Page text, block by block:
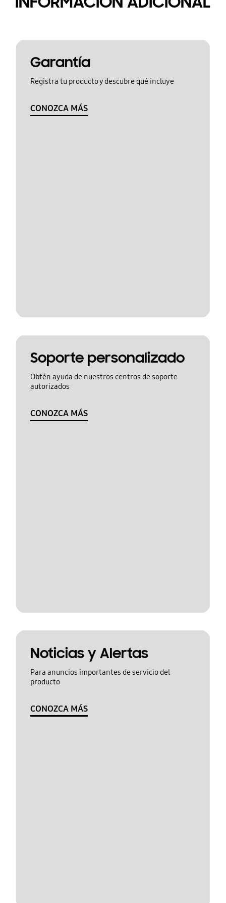
Garantía
Registra tu producto y descubre qué incluye
CONOZCA MÁS
Soporte personalizado
Obtén ayuda de nuestros centros de soporte
autorizados
CONOZCA MÁS
Noticias y Alertas
Para anuncios importantes de servicio del
producto
CONOZCA MÁS